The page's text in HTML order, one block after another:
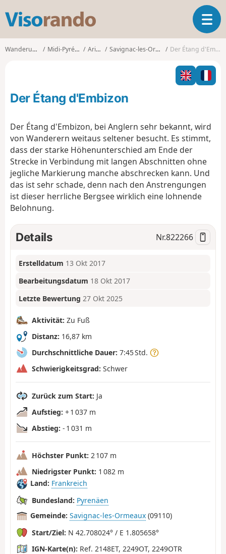
s
o
T
o
g
l
n
g
a
o
Wanderungen Midi-Pyrénées Ariège Savignac-les-Ormeaux Der Étang d'Embizon
Der Étang d'Embizon
Der Étang d'Embizon, bei Anglern sehr bekannt, wird
von Wanderern weitaus seltener besucht. Es stimmt,
dass der starke Höhenunterschied am Ende der
Strecke in Verbindung mit langen Abschnitten ohne
jegliche Markierung manche abschrecken kann. Und
das ist sehr schade, denn nach den Anstrengungen
ist dieser herrliche Bergsee wirklich eine lohnende
Belohnung.
Details Nr.822266
Erstelldatum 13 Okt 2017
Bearbeitungsdatum 18 Okt 2017
Letzte Bewertung 27 Okt 2025
Aktivität: Zu Fuß
Distanz: 16,87 km
Durchschnittliche Dauer: 7:45 Std.
Schwierigkeitsgrad: Schwer
Zurück zum Start: Ja
Aufstieg: + 1 037 m
Abstieg: - 1 031 m
Höchster Punkt: 2 107 m
Niedrigster Punkt: 1 082 m
Land: Frankreich
Bundesland: Pyrenäen
Gemeinde: Savignac-les-Ormeaux (09110)
Start/Ziel: N 42.708024° / E 1.805658°
IGN-Karte(n): Ref. 2148ET, 2249OT, 2249OTR